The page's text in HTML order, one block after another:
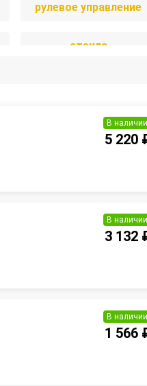
рулевое управление
стекла
В наличии
5 220
В наличии
3 132
В наличии
1 566